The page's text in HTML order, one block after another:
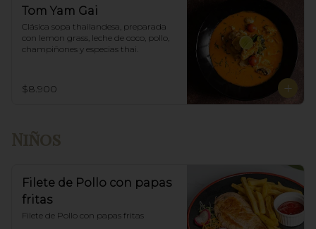
Tom Yam Gai
Clásica sopa thailandesa, preparada
con lemon grass, leche de coco, pollo,
champiñones y especias thai.
$8.900
Filete de Pollo con papas
fritas
Filete de Pollo con papas fritas